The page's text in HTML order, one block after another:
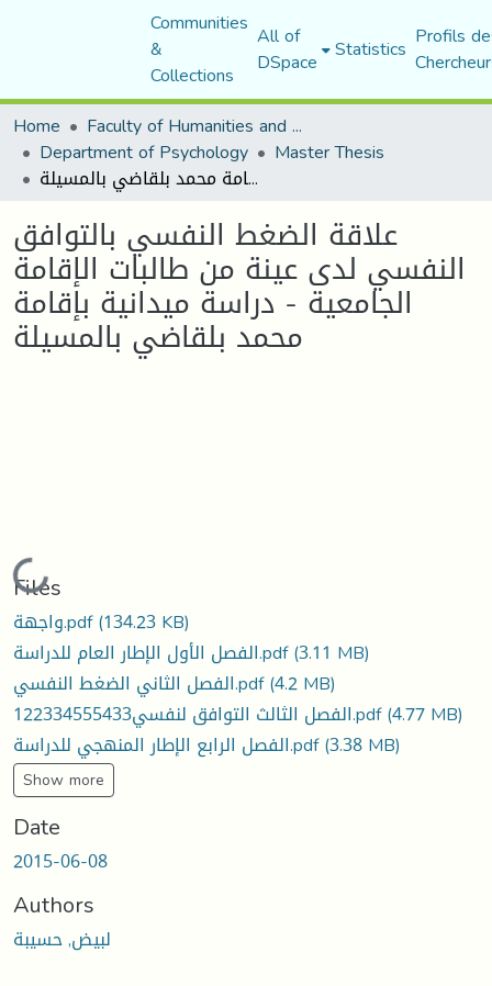
Communities
&
Collections
All of
DSpace Statistics Profils
Home
Faculty of Humanities and Social Sciences
Department of Psychology Master Thesis
علاقة الضغط النفسي بالتوافق النفسي لدى عينة من طالبات الإقامة الجامعية - دراسة ميدانية بإقامة محمد بلقاضي بالمسيلة
علاقة الضغط النفسي بالتوافق
النفسي لدى عينة من طالبات الإقامة
الجامعية - دراسة ميدانية بإقامة
محمد بلقاضي بالمسيلة
Loading...
Files
واجهة.pdf(134.23 KB)
الفصل الأول الإطار العام للدراسة.pdf(3.11 MB)
الفصل الثاني الضغط النفسي.pdf(4.2 MB)
الفصل الثالث التوافق لنفسي122334555433.pdf(4.77 MB)
الفصل الرابع الإطار المنهجي للدراسة.pdf(3.38 MB)
Show more
Date
2015-06-08
Authors
لبيض, حسيبة